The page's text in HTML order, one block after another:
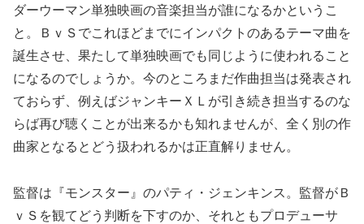
ダーウーマン単独映画の音楽担当が誰になるかというこ
と。ＢｖＳでこれほどまでにインパクトのあるテーマ曲を
誕生させ、果たして単独映画でも同じように使われること
になるのでしょうか。今のところまだ作曲担当は発表され
ておらず、例えばジャンキーＸＬが引き続き担当するのな
らば再び聴くことが出来るかも知れませんが、全く別の作
曲家となるとどう扱われるかは正直解りません。
監督は『モンスター』のパティ・ジェンキンス。監督がＢ
ｖＳを観てどう判断を下すのか、それともプロデューサ